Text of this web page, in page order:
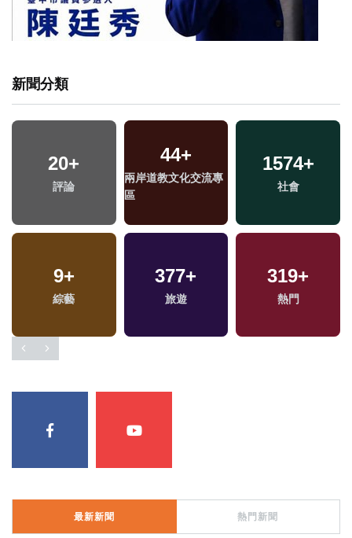
新聞分類
20+
評論
44+
兩岸道教文化交流專
區
1574+
社會
9+
綜藝
377+
旅遊
319+
熱門
最新新聞 熱門新聞